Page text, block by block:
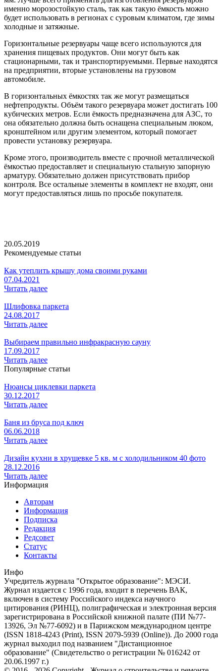
именно морозостойкую сталь, так как такую ёмкость можно
будет использовать в регионах с суровым климатом, где зимы
холодные и затяжные.
Горизонтальные резервуары чаще всего используются для
хранения пищевых продуктов. Они могут быть как
стационарными, так и транспортируемыми. Первые находятся
на предприятии, вторые установлены на грузовом
автомобиле.
В горизонтальных ёмкостях так же могут размещаться
нефтепродукты. Объём такого резервуара может достигать 100
кубических метров. Если ёмкость предназначена для АЗС, то
она обязательно должна быть оснащена специальным люком,
кронштейном или другим элементом, который помогает
провести установку резервуара.
Кроме этого, производитель вместе с прочной металлической
ёмкостью предоставляет и специальную стальную запорную
арматуру. Обязательно должен присутствовать прибор
контроля. Все остальные элементы в комплект не входят, они
могут предоставляться лишь по просьбе покупателя.
20.05.2019
Рекомендуемые статьи
Как утеплить крышу дома своими руками
07.04.2021
Читать далее
Шлифовка паркета
24.08.2017
Читать далее
Выбираем правильно инфракрасную сауну
17.09.2017
Читать далее
Популярные статьи
Нюансы циклевки паркета
30.12.2017
Читать далее
Баня из бруса под ключ
06.06.2018
Читать далее
Дизайн кухни в хрущевке 5 кв. м с холодильником 40 фото
28.12.2016
Читать далее
Информация
Авторам
Информация
Подписка
Редакция
Редсовет
Статус
Контакты
Инфо
Учредитель журнала "Открытое образование": МЭСИ.
Журнал издается с 1996 года, входит в перечень ВАК,
включен в систему Российского индекса научного
цитирования (РИНЦ), полиграфическая и электронная версия
зарегистрирована в Российской книжной палате (ПИ №77-
13926, Эл №77-6092) и в Парижском международном центре
(ISSN 1818-4243 (Print), ISSN 2079-5939 (Online)). До 2000 года
журнал выходил под названием "Дистанционное
образование" (Свидетельство о регистрации № 016242 от
20.06.1997 г.)